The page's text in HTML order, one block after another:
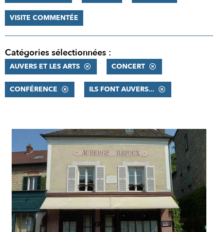
VISITE COMMENTÉE
Catégories sélectionnées :
AUVERS ET LES ARTS CONCERT
CONFÉRENCE ILS FONT AUVERS...
RÉSULTATS